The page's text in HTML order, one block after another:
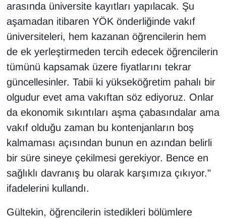
arasında üniversite kayıtları yapılacak. Şu
aşamadan itibaren YÖK önderliğinde vakıf
üniversiteleri, hem kazanan öğrencilerin hem
de ek yerleştirmeden tercih edecek öğrencilerin
tümünü kapsamak üzere fiyatlarını tekrar
güncellesinler. Tabii ki yükseköğretim pahalı bir
olgudur evet ama vakıftan söz ediyoruz. Onlar
da ekonomik sıkıntıları aşma çabasındalar ama
vakıf olduğu zaman bu kontenjanların boş
kalmaması açısından bunun en azından belirli
bir süre sineye çekilmesi gerekiyor. Bence en
sağlıklı davranış bu olarak karşımıza çıkıyor."
ifadelerini kullandı.
Gültekin, öğrencilerin istedikleri bölümlere